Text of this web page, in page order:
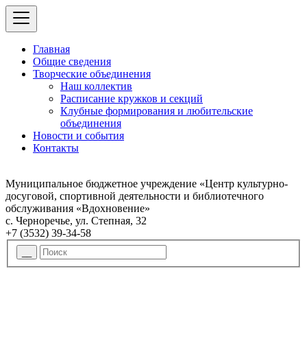
Главная
Общие сведения
Творческие объединения
Наш коллектив
Расписание кружков и секций
Клубные формирования и любительские
объединения
Новости и события
Контакты
Муниципальное бюджетное учреждение «Центр культурно-
досуговой, спортивной деятельности и библиотечного
обслуживания «Вдохновение»
с. Черноречье, ул. Степная, 32
+7 (3532) 39-34-58